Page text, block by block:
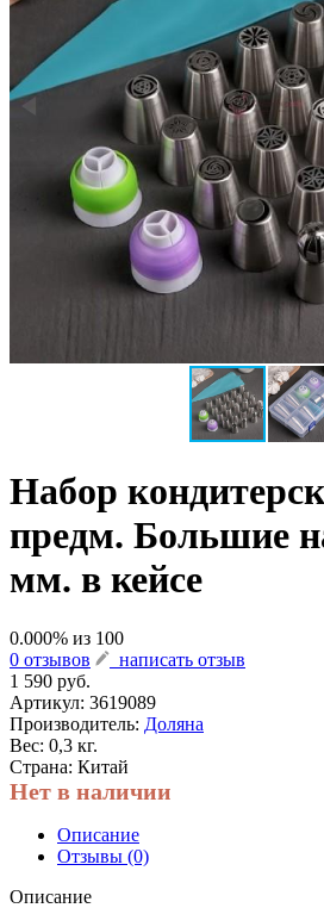
Набор
предм. Большие
мм. в кейсе
0.000% из 100
0 отзывов
написать отзыв
1 590 руб.
Артикул: 3619089
Производитель: Доляна
Вес: 0,3 кг.
Страна: Китай
Нет в наличии
Описание
Отзывы (0)
Описание